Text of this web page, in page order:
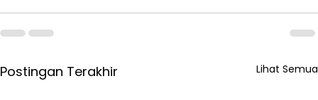
Postingan Terakhir Lihat Semua